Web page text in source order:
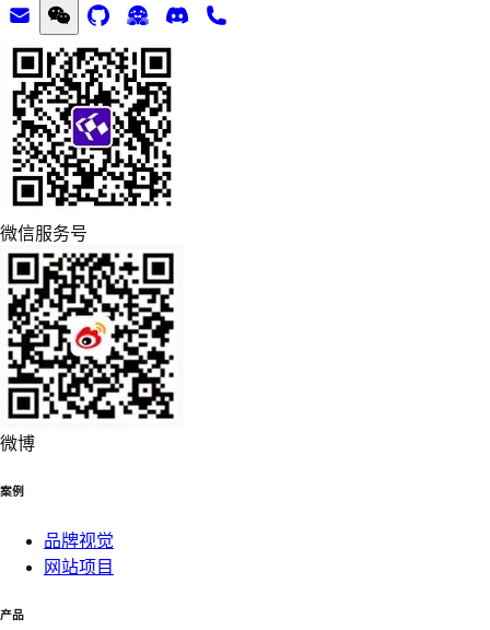
微信服务号
微博
案例
品牌视觉
网站项目
产品